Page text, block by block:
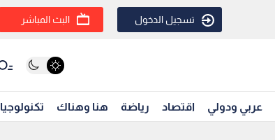
تسجيل الدخول البث المباشر
عربي ودولي اقتصاد رياضة هنا وهناك تكنولوجيا